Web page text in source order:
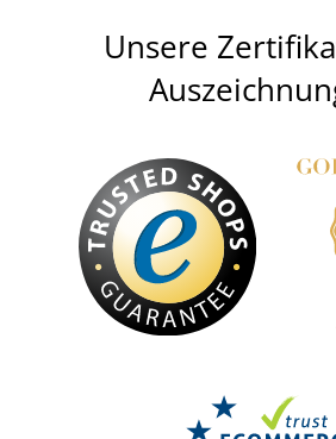
Unsere